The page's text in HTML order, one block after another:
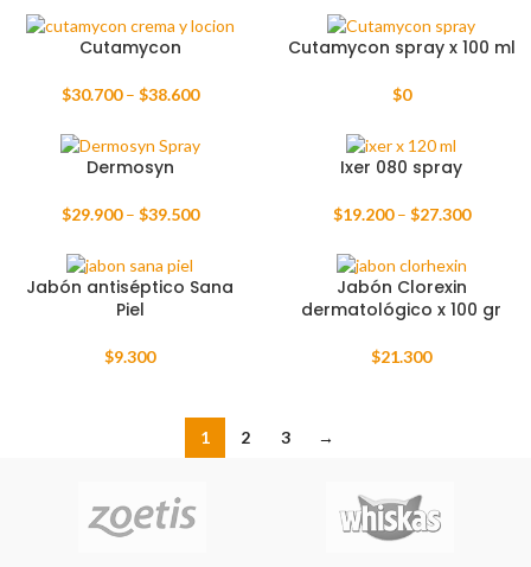
Cutamycon
$30.700 – $38.600
Cutamycon spray x 100 ml
$0
Dermosyn
$29.900 – $39.500
Ixer 080 spray
$19.200 – $27.300
Jabón antiséptico Sana
Piel
$9.300
Jabón Clorexin
dermatológico x 100 gr
$21.300
1 2 3 →